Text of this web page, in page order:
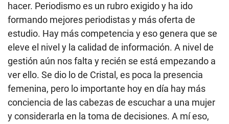
hacer. Periodismo es un rubro exigido y ha ido
formando mejores periodistas y más oferta de
estudio. Hay más competencia y eso genera que se
eleve el nivel y la calidad de información. A nivel de
gestión aún nos falta y recién se está empezando a
ver ello. Se dio lo de Cristal, es poca la presencia
femenina, pero lo importante hoy en día hay más
conciencia de las cabezas de escuchar a una mujer
y considerarla en la toma de decisiones. A mí eso,